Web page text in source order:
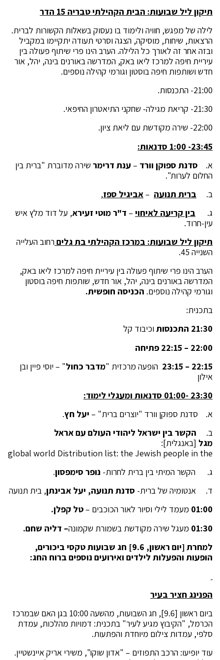
תיקון ליל שבועות: הבית הקהילתי טבריה 15 הדר
לילה של מפגש, חוויה ולימוד בו נעסוק בשאלות הקשורות לברית.
הרצאות, שיחות, מוסיקה, הצגה וסרטי תעודה יתקיימו במקביל
ובזה אחר זה לאורך כל הלילה. הערב הינו פרי שיתוף פעולה בין
עיריית חיפה למרכז ליאו באק, המדרשה באורנים בינה, יהל, אור
חדש ושותפות חיפה בוסטון וגורמי קהילה נוספים.
21:00- התכנסות.
21:30- קריאת מגילה- שחקני התיאטרון החיפאי.
22:00- שירה מקודשת עם ליאת ציון.
23:45- 1:00 סדנאות:
א.
סדנת ספוקן וורד– ענת דרימרשירה מדוברת "ברית בין
החלום לערות".
ב.
ברית תנועה–אביגיל ספז,
ג.
בין קריעה לאיחוי– ד"ר מוטי זעירא, על דוד מלץ איש
עין-חרוד.
תיקון ליל שבועות: במרכז הקהילתי בת גליםרחוב העלייה
השנייה 45.
הערב הינו פרי שיתוף פעולה בין עיריית חיפה למרכז ליאו באק,
המדרשה באורנים בינה, יהל, אור חדש, שותפות חיפה בוסטון
וגורמי קהילה נוספים. הכניסה חופשית.
בתכנית:
21:30 התכנסות
וכיבוד קל
22:00 – 22:15 פתיחה
22:15 – 23:15
הופעה מרכזית "מדבר כחול" – יוסי פיין ובן
אילון
23:30 -01:00 סדנאות ומעגלי לימוד:
א. סדנת ספוקן וורד "יוצרים ברית" –יעל חץ.
ב.
הקשר בין ישראל ליהודי העולם עם אראל
מגל[באנגלית]:
global world Distribution list: the Jewish people in the
ג. הקשר המיתי בין ברית לחרות-נופר סימפסון.
ד. אנטומיה של ברית-סדנת תנועה, יעל אבינתן, בית תנועה
01:00 מעמד לילי וסיור לאור הכוכבים –טל קפלן.
01:30 מעגל שירה מקודשת בשמורת שקמונה– דליה שחם.
למחרת [יום ראשון, 9.6] חג שבועות טקסי ביכורים,
הופעות והפעלות לילדים ואירועים נוספים ברוח החג:
הפנינג חציר בעיר
ביום ראשון [9.6], חג השבועות, מהשעה 10:00 בגן האם שבמרכז
הכרמל, "הקיבוץ מגיע לעיר" בתכנית: דמויות מהלכות, עמדת
סלפי, עמדות צילום מיוחדת והפתעות.
עוד יופיעו: הרכב התפוזים – "אדון שוקו", משירי אריק איינשטיין.